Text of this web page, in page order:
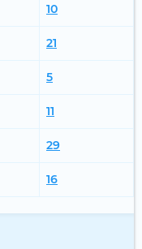
10
21
5
11
29
16